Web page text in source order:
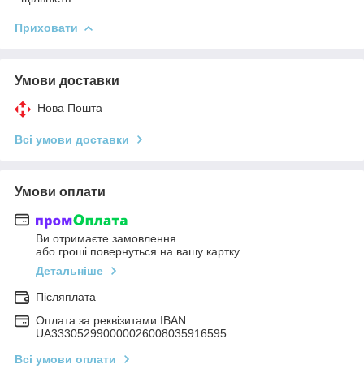
Приховати
Умови доставки
Нова Пошта
Всі умови доставки
Умови оплати
Ви отримаєте замовлення
або гроші повернуться на вашу картку
Детальніше
Післяплата
Оплата за реквізитами IBAN
UA333052990000026008035916595
Всі умови оплати